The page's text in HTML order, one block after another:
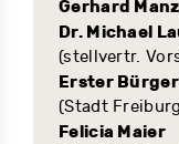
Gerhard Manz
Dr. Michael
(stellvertr.
Erster
(Stadt
Felicia Maier